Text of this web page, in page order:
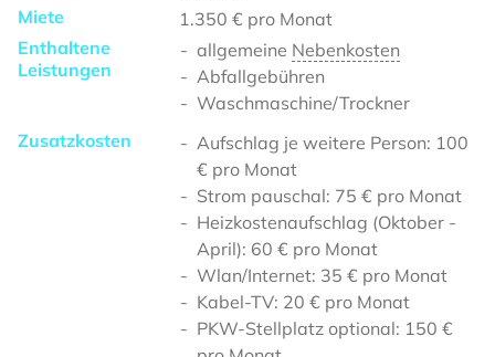
Miete
1.350 € pro Monat
Enthaltene
Leistungen
allgemeine Nebenkosten
Abfallgebühren
Waschmaschine/Trockner
Zusatzkosten
Aufschlag je weitere Person: 100
€ pro Monat
Strom pauschal: 75 € pro Monat
Heizkostenaufschlag (Oktober -
April): 60 € pro Monat
Wlan/Internet: 35 € pro Monat
Kabel-TV: 20 € pro Monat
PKW-Stellplatz optional: 150 €